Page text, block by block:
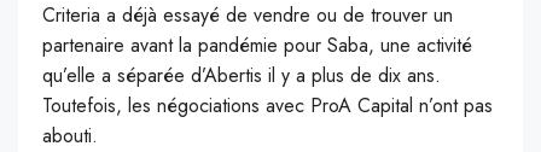
Criteria a déjà essayé de vendre ou de trouver un
partenaire avant la pandémie pour Saba, une activité
qu’elle a séparée d’Abertis il y a plus de dix ans.
Toutefois, les négociations avec ProA Capital n’ont pas
abouti.